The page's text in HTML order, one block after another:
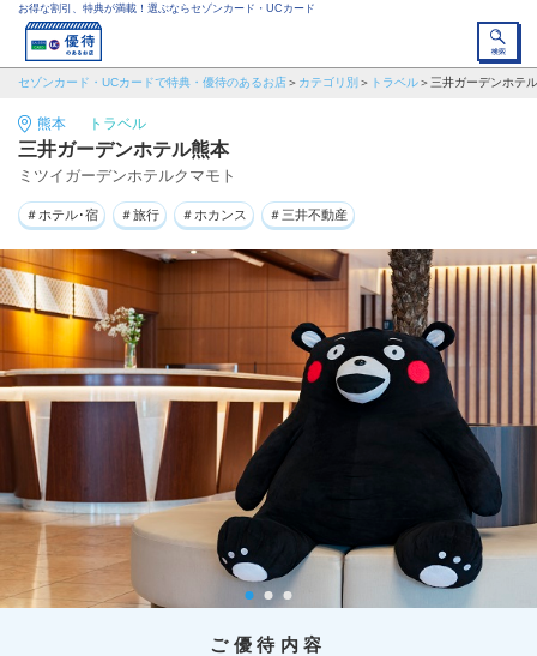
お得な割引、特典が満載！選ぶならセゾンカード・UCカード
セゾンカード・UCカードで特典・優待のあるお店 カテゴリ別 トラベル 三井ガーデンホテ
熊本 トラベル
三井ガーデンホテル熊本
ミツイガーデンホテルクマモト
＃ホテル･宿 ＃旅行 ＃ホカンス ＃三井不動産
ご優待内容